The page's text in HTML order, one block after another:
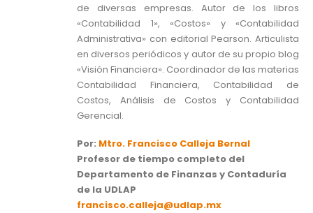
de diversas empresas. Autor de los libros
«Contabilidad 1», «Costos» y «Contabilidad
Administrativa» con editorial Pearson. Articulista
en diversos periódicos y autor de su propio blog
«Visión Financiera». Coordinador de las materias
Contabilidad Financiera, Contabilidad de
Costos, Análisis de Costos y Contabilidad
Gerencial.
Por: Mtro. Francisco Calleja Bernal
Profesor de tiempo completo del
Departamento de Finanzas y Contaduría
de la UDLAP
francisco.calleja@udlap.mx